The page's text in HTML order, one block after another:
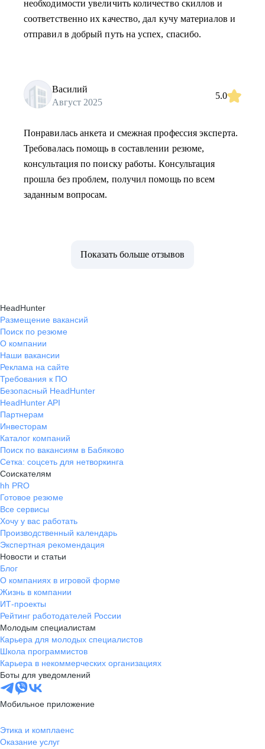
необходимости увеличить количество скиллов и
соответственно их качество, дал кучу материалов и
отправил в добрый путь на успех, спасибо.
Василий
Август 2025
5.0
Понравилась анкета и смежная профессия эксперта.
Требовалась помощь в составлении резюме,
консультация по поиску работы. Консультация
прошла без проблем, получил помощь по всем
заданным вопросам.
Показать больше отзывов
HeadHunter
Размещение вакансий
Поиск по резюме
О компании
Наши вакансии
Реклама на сайте
Требования к ПО
Безопасный HeadHunter
HeadHunter API
Партнерам
Инвесторам
Каталог компаний
Поиск по вакансиям в Бабяково
Сетка: соцсеть для нетворкинга
Соискателям
hh PRO
Готовое резюме
Все сервисы
Хочу у вас работать
Производственный календарь
Экспертная рекомендация
Новости и статьи
Блог
О компаниях в игровой форме
Жизнь в компании
ИТ-проекты
Рейтинг работодателей России
Молодым специалистам
Карьера для молодых специалистов
Школа программистов
Карьера в некоммерческих организациях
Боты для уведомлений
Мобильное приложение
Этика и комплаенс
Оказание услуг